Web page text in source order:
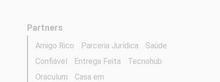
Partners
Amigo Rico Parceria Jurídica
Saúde
Confiável
Entrega Feita
Tecnohub
Oraculum
Casa em